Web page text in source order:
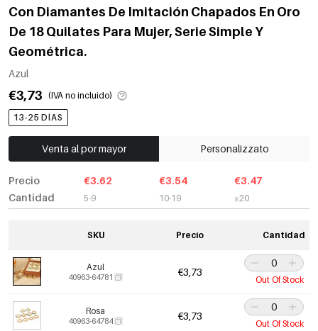
Con Diamantes De Imitación Chapados En Oro
De 18 Quilates Para Mujer, Serie Simple Y
Geométrica.
Azul
€3,73 (IVA no incluido)
13-25 DÍAS
Venta al por mayor Personalizzato
Precio
Cantidad
€3.62
5-9
€3.54
10-19
€3.47
≥20
SKU Precio Cantidad
Azul
40963-64781 €3,73
Out Of Stock
Rosa
40963-64784 €3,73
Out Of Stock